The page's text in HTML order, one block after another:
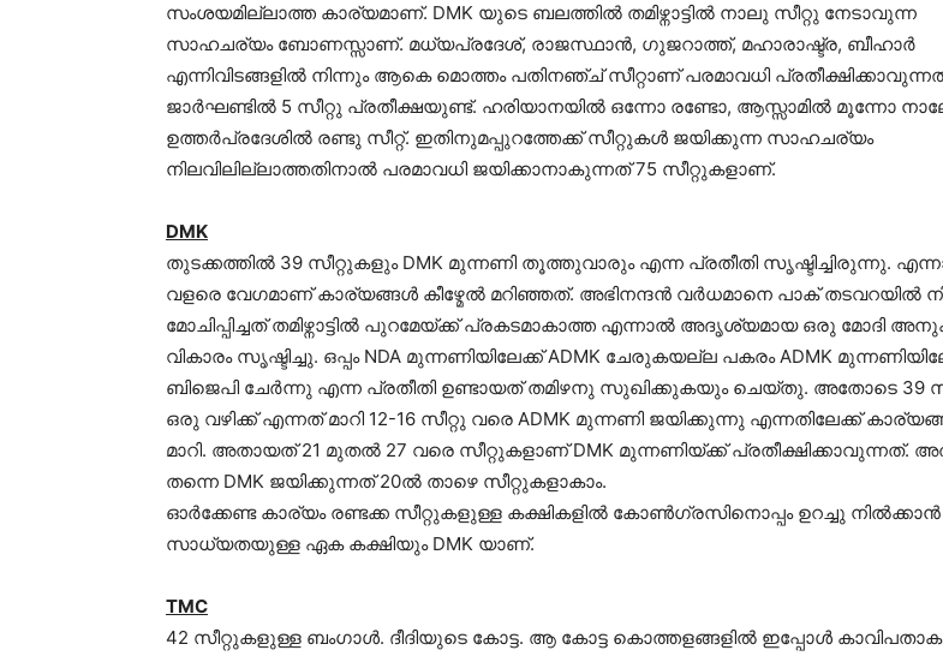
സംശയമില്ലാത്ത കാര്യമാണ്. DMK യുടെ ബലത്തില്‍ തമിഴ്നാട്ടില്‍ നാലു സീറ്റു നേടാവുന്ന
സാഹചര്യം ബോണസ്സാണ്. മധ്യപ്രദേശ്, രാജസ്ഥാന്‍, ഗുജറാത്ത്, മഹാരാഷ്ട്ര, ബീഹാര്‍
എന്നിവിടങ്ങളില്‍ നിന്നും ആകെ മൊത്തം പതിനഞ്ച് സീറ്റാണ് പരമാവധി
ജാര്‍ഘണ്ടില്‍ 5 സീറ്റു പ്രതീക്ഷയുണ്ട്. ഹരിയാനയില്‍ ഒന്നോ രണ്ടോ, ആസ്സാമില്‍ മൂന്നോ
ഉത്തര്‍പ്രദേശില്‍ രണ്ടു സീറ്റ്. ഇതിനുമപ്പുറത്തേക്ക് സീറ്റുകള്‍ ജയിക്കുന്ന സാഹചര്യം
നിലവിലില്ലാത്തതിനാല്‍ പരമാവധി ജയിക്കാനാകുന്നത് 75 സീറ്റുകളാണ്.
DMK
തുടക്കത്തില്‍ 39 സീറ്റുകളും DMK മുന്നണി തൂത്തുവാരും എന്ന പ്രതീതി സൃഷ്ടിച്ചിരുന്നു.
വളരെ വേഗമാണ് കാര്യങ്ങള്‍ കീഴ്മേല്‍ മറിഞ്ഞത്. അഭിനന്ദന്‍ വര്‍ധമാനെ പാക് തടവറയില്‍
മോചിപ്പിച്ചത് തമിഴ്നാട്ടില്‍ പുറമേയ്ക്ക് പ്രകടമാകാത്ത എന്നാല്‍ അദൃശ്യമായ ഒരു മോദി
വികാരം സൃഷ്ടിച്ചു. ഒപ്പം NDA മുന്നണിയിലേക്ക് ADMK ചേരുകയല്ല പകരം ADMK
ബിജെപി ചേര്‍ന്നു എന്ന പ്രതീതി ഉണ്ടായത് തമിഴനു സുഖിക്കുകയും ചെയ്തു. അതോടെ 39
ഒരു വഴിക്ക് എന്നത് മാറി 12-16 സീറ്റു വരെ ADMK മുന്നണി ജയിക്കുന്നു എന്നതിലേക്ക്
മാറി. അതായത് 21 മുതല്‍ 27 വരെ സീറ്റുകളാണ് DMK മുന്നണിയ്ക്ക് പ്രതീക്ഷിക്കാവുന്നത്.
തന്നെ DMK ജയിക്കുന്നത് 20ല്‍ താഴെ സീറ്റുകളാകാം.
ഓര്‍ക്കേണ്ട കാര്യം രണ്ടക്ക സീറ്റുകളുള്ള കക്ഷികളില്‍ കോണ്‍ഗ്രസിനൊപ്പം ഉറച്ചു നില്‍ക്കാന്‍
സാധ്യതയുള്ള ഏക കക്ഷിയും DMK യാണ്.
TMC
42 സീറ്റുകളുള്ള ബംഗാള്‍. ദീദിയുടെ കോട്ട. ആ കോട്ട കൊത്തളങ്ങളില്‍ ഇപ്പോള്‍